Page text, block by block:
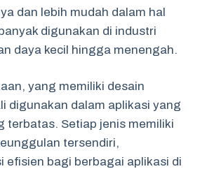
dan lebih mudah dalam hal
digunakan di industri
daya kecil hingga menengah.
yang memiliki desain
digunakan dalam aplikasi yang
terbatas. Setiap jenis memiliki
tersendiri,
efisien bagi berbagai aplikasi di